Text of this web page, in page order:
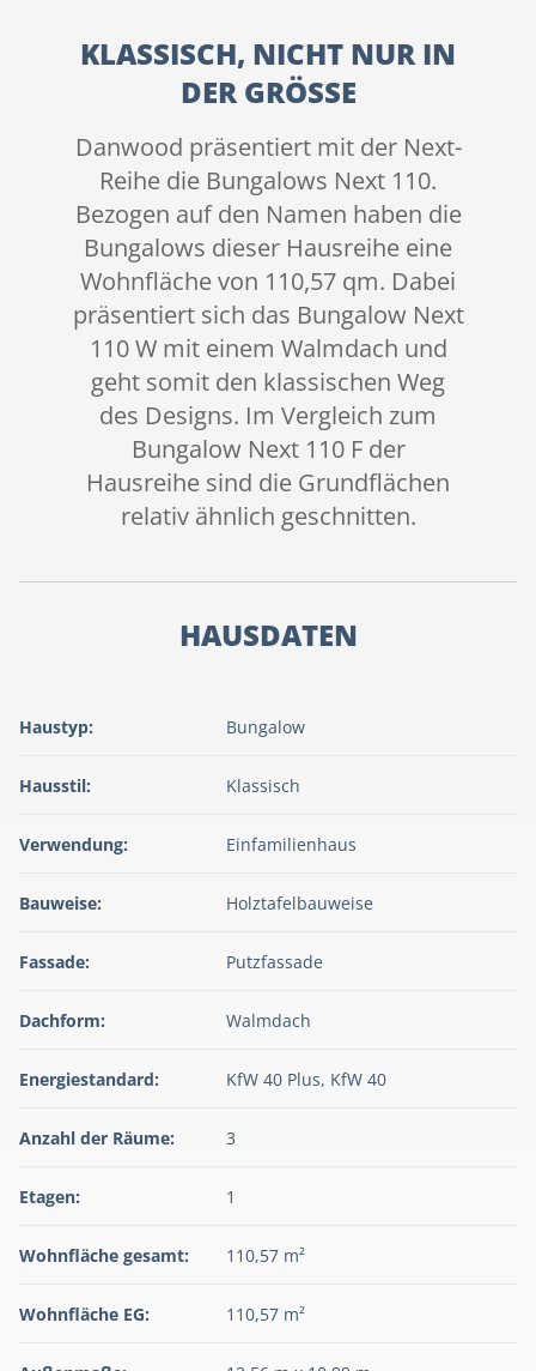
KLASSISCH, NICHT NUR IN
DER GRÖSSE
Danwood präsentiert mit der Next-
Reihe die Bungalows Next 110.
Bezogen auf den Namen haben die
Bungalows dieser Hausreihe eine
Wohnfläche von 110,57 qm. Dabei
präsentiert sich das Bungalow Next
110 W mit einem Walmdach und
geht somit den klassischen Weg
des Designs. Im Vergleich zum
Bungalow Next 110 F der
Hausreihe sind die Grundflächen
relativ ähnlich geschnitten.
HAUSDATEN
Haustyp: Bungalow
Hausstil: Klassisch
Verwendung: Einfamilienhaus
Bauweise: Holztafelbauweise
Fassade: Putzfassade
Dachform: Walmdach
Energiestandard: KfW 40 Plus, KfW 40
Anzahl der Räume: 3
Etagen: 1
Wohnfläche gesamt: 110,57 m²
Wohnfläche EG: 110,57 m²